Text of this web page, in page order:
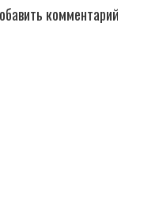
комментарий